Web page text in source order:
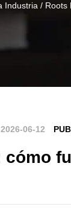
Industria / Roots
2026-06-12
cómo